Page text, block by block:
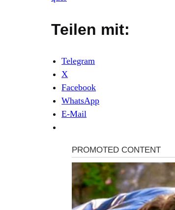
Teilen mit:
Telegram
X
Facebook
WhatsApp
E-Mail